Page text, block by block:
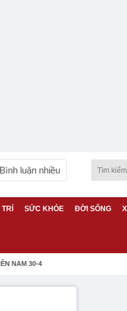
Bình luận nhiều
SỨC KHỎE ĐỜI SỐNG
NAM 30-4